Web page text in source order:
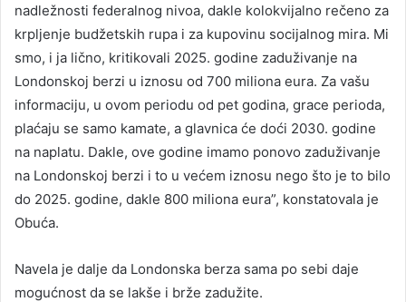
nadležnosti federalnog nivoa, dakle kolokvijalno rečeno za
krpljenje budžetskih rupa i za kupovinu socijalnog mira. Mi
smo, i ja lično, kritikovali 2025. godine zaduživanje na
Londonskoj berzi u iznosu od 700 miliona eura. Za vašu
informaciju, u ovom periodu od pet godina, grace perioda,
plaćaju se samo kamate, a glavnica će doći 2030. godine
na naplatu. Dakle, ove godine imamo ponovo zaduživanje
na Londonskoj berzi i to u većem iznosu nego što je to bilo
do 2025. godine, dakle 800 miliona eura”, konstatovala je
Obuća.
Navela je dalje da Londonska berza sama po sebi daje
mogućnost da se lakše i brže zadužite.